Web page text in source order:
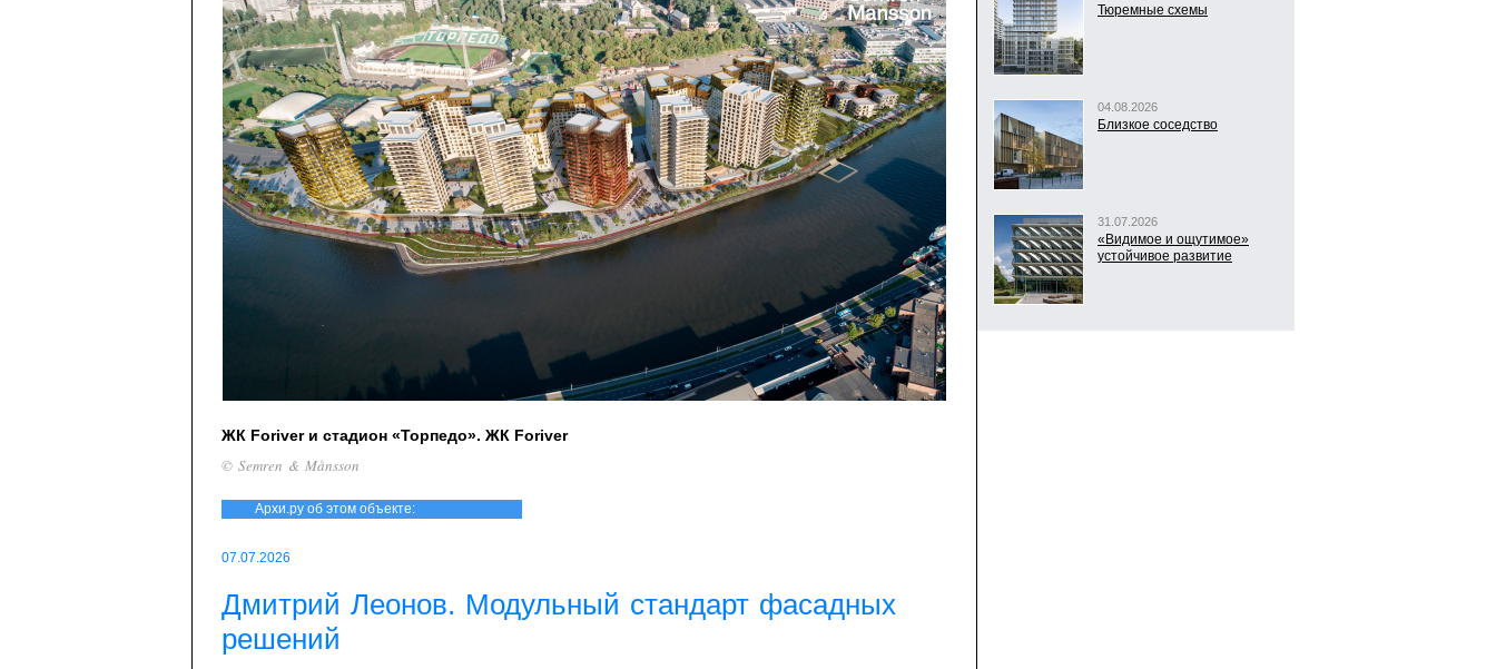
ЖК Foriver и стадион «Торпедо». ЖК Foriver
© Semren & Månsson
Архи.ру об этом объекте:
07.07.2026
Дмитрий Леонов. Модульный стандарт фасадных
решений
Тюремные схемы
04.08.2026
Близкое соседство
31.07.2026
«Видимое и ощутимое»
устойчивое развитие